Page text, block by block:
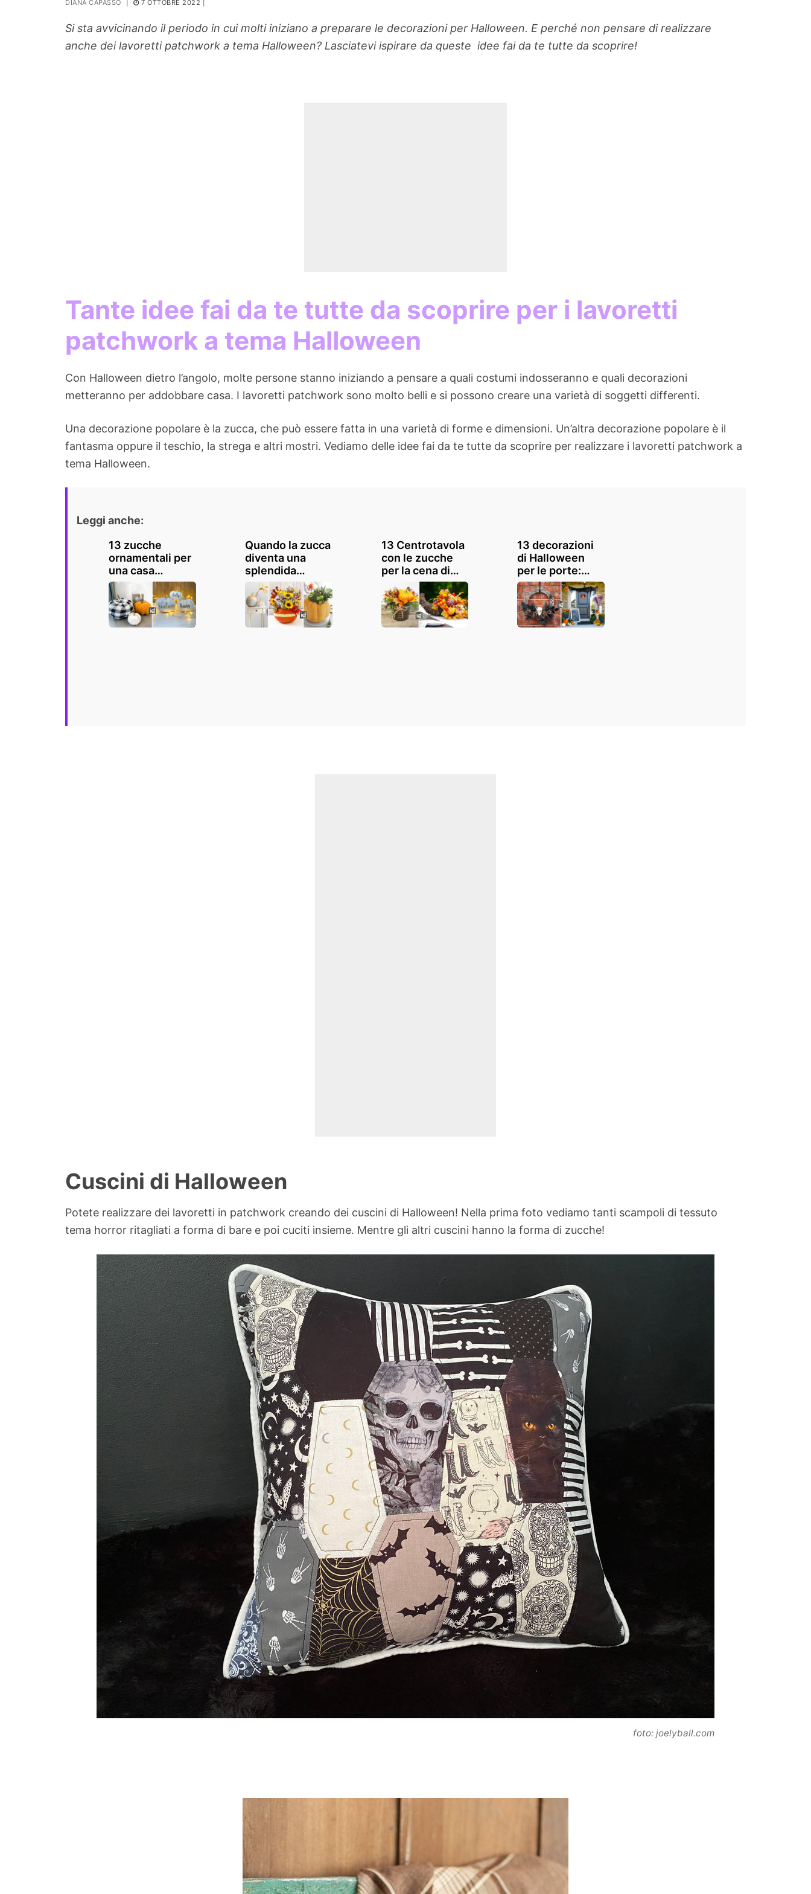
Ortaggio
Search for:
DIANA CAPASSO 7 OTTOBRE 2022
Si sta avvicinando il periodo in cui molti iniziano a preparare le decorazioni per Halloween. E perché non pensare di realizzare
anche dei lavoretti patchwork a tema Halloween? Lasciatevi ispirare da queste idee fai da te tutte da scoprire!
Tante idee fai da te tutte da scoprire per i lavoretti
patchwork a tema Halloween
Con Halloween dietro l’angolo, molte persone stanno iniziando a pensare a quali costumi indosseranno e quali decorazioni
metteranno per addobbare casa. I lavoretti patchwork sono molto belli e si possono creare una varietà di soggetti differenti.
Una decorazione popolare è la zucca, che può essere fatta in una varietà di forme e dimensioni. Un’altra decorazione popolare è il
fantasma oppure il teschio, la strega e altri mostri. Vediamo delle idee fai da te tutte da scoprire per realizzare i lavoretti patchwork a
tema Halloween.
Leggi anche:
13 zucche
ornamentali per
una casa
spettrale!
Lasciatevi
ispirare
Quando la zucca
diventa una
splendida
decorazione per
la casa! 13
ispirazioni
13 Centrotavola
con le zucche
per la cena di
Halloween:
lasciatevi
ispirare!
13 decorazioni
di Halloween
per le porte:
lasciatevi
ispirare
Cuscini di Halloween
Potete realizzare dei lavoretti in patchwork creando dei cuscini di Halloween! Nella prima foto vediamo tanti scampoli di tessuto
tema horror ritagliati a forma di bare e poi cuciti insieme. Mentre gli altri cuscini hanno la forma di zucche!
foto: joelyball.com